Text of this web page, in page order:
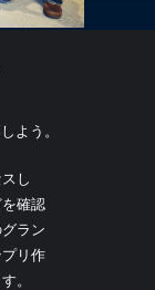
よう。
し
確認
ラン
リ作
。